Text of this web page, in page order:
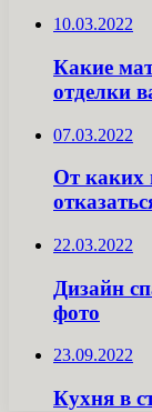
10.03.2022
Какие
отделки
07.03.2022
От каких
22.03.2022
Дизайн
фото
23.09.2022
Кухня в